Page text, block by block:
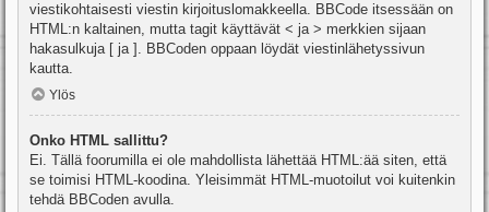
viestikohtaisesti viestin kirjoituslomakkeella. BBCode itsessään on
HTML:n kaltainen, mutta tagit käyttävät < ja > merkkien sijaan
hakasulkuja [ ja ]. BBCoden oppaan löydät viestinlähetyssivun
kautta.
Ylös
Onko HTML sallittu?
Ei. Tällä foorumilla ei ole mahdollista lähettää HTML:ää siten, että
se toimisi HTML-koodina. Yleisimmät HTML-muotoilut voi kuitenkin
tehdä BBCoden avulla.